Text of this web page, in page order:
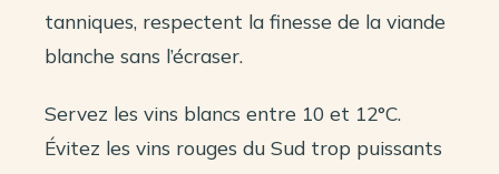
tanniques, respectent la finesse de la viande
blanche sans l’écraser.
Servez les vins blancs entre 10 et 12°C.
Évitez les vins rouges du Sud trop puissants